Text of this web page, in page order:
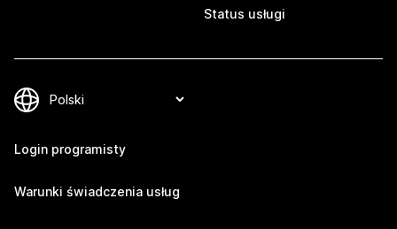
Status usługi
Login programisty
Warunki świadczenia usług